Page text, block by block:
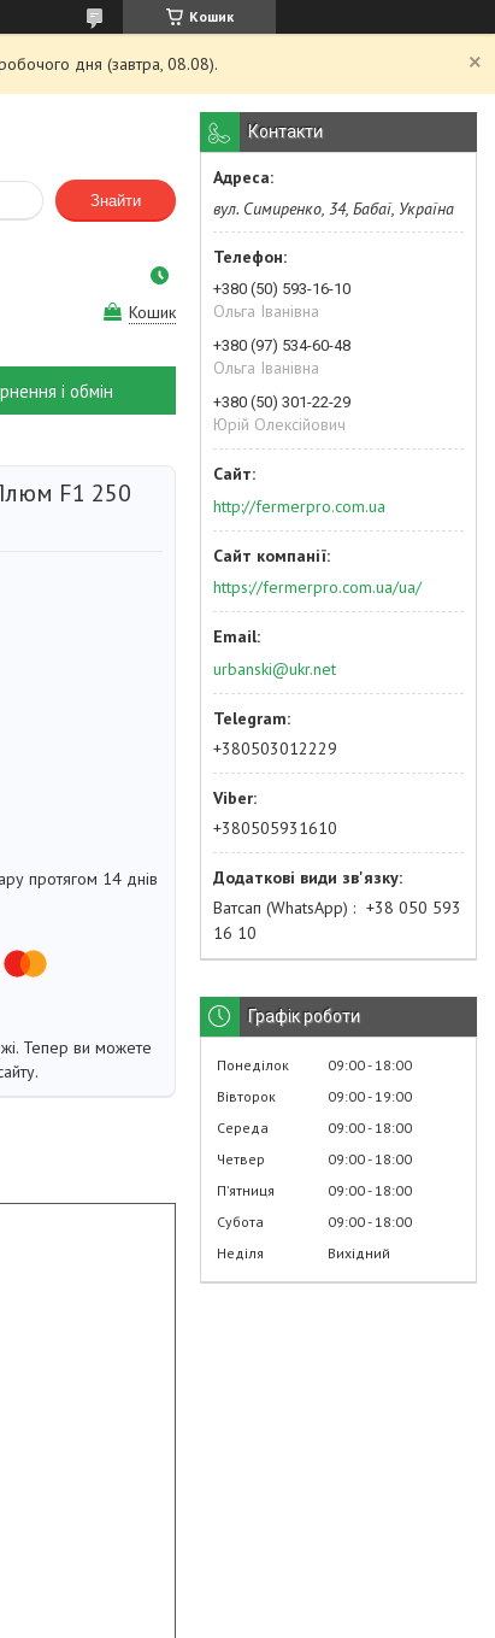
Кошик
дня (завтра, 08.08).
Знайти
Кошик
і обмін
F1 250
протягом 14 днів
Тепер ви можете
Контакти
вул. Симиренко, 34, Бабаї, Україна
+380 (50) 593-16-10
Ольга Іванівна
+380 (97) 534-60-48
Ольга Іванівна
+380 (50) 301-22-29
Юрій Олексійович
http://fermerpro.com.ua
https://fermerpro.com.ua/ua/
urbanski@ukr.net
+380503012229
+380505931610
Ватсап (WhatsApp)
+38 050 593
16 10
Графік роботи
Понеділок 09:00 18:00
Вівторок
09:00 19:00
Середа
09:00 18:00
Четвер
09:00 18:00
Пʼятниця
09:00 18:00
Субота
09:00 18:00
Неділя
Вихідний